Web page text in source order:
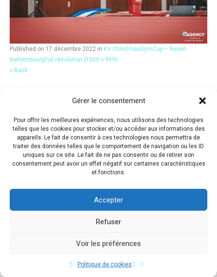
Gérer le consentement
Pour offrir les meilleures expériences, nous utilisons des technologies
telles que les cookies pour stocker et/ou accéder aux informations des
appareils. Le fait de consentir à ces technologies nous permettra de
traiter des données telles que le comportement de navigation ou les ID
uniques sur ce site. Le fait de ne pas consentir ou de retirer son
consentement peut avoir un effet négatif sur certaines caractéristiques
et fonctions.
Accepter
Refuser
Voir les préférences
Politique de cookies
Published on 17 décembre 2022 in KV ChristmasGymCup – Reveil
Bettembourg Full resolution (1500 × 999)
« Back
Copyright © 2017 Flavio Da Costa. All Rights Reserved.